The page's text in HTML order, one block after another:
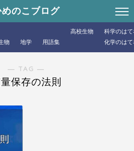
のこブログ
物 地学 用語集
高校生物
科学のは
化学のは
― TAG ―
保存の法則